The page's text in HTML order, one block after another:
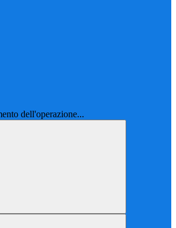
dell'operazione...